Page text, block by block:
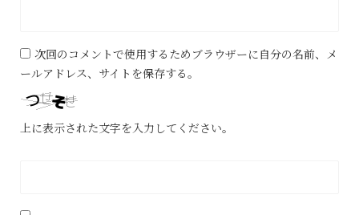
次回のコメントで使用するためブラウザーに自分の名前、メ
ールアドレス、サイトを保存する。
上に表示された文字を入力してください。